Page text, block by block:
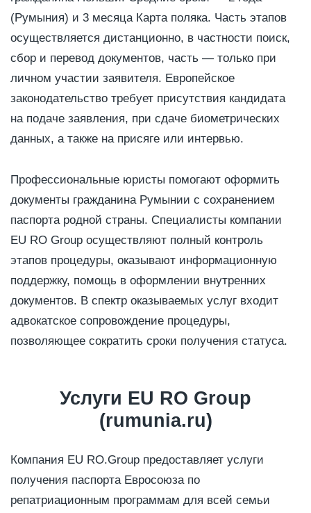
(Румыния) и 3 месяца Карта поляка. Часть этапов
осуществляется дистанционно, в частности поиск,
сбор и перевод документов, часть — только при
личном участии заявителя. Европейское
законодательство требует присутствия кандидата
на подаче заявления, при сдаче биометрических
данных, а также на присяге или интервью.
Профессиональные юристы помогают оформить
документы гражданина Румынии с сохранением
паспорта родной страны. Специалисты компании
EU RO Group осуществляют полный контроль
этапов процедуры, оказывают информационную
поддержку, помощь в оформлении внутренних
документов. В спектр оказываемых услуг входит
адвокатское сопровождение процедуры,
позволяющее сократить сроки получения статуса.
Услуги EU RO Group
(rumunia.ru)
Компания EU RO.Group предоставляет услуги
получения паспорта Евросоюза по
репатриационным программам для всей семьи